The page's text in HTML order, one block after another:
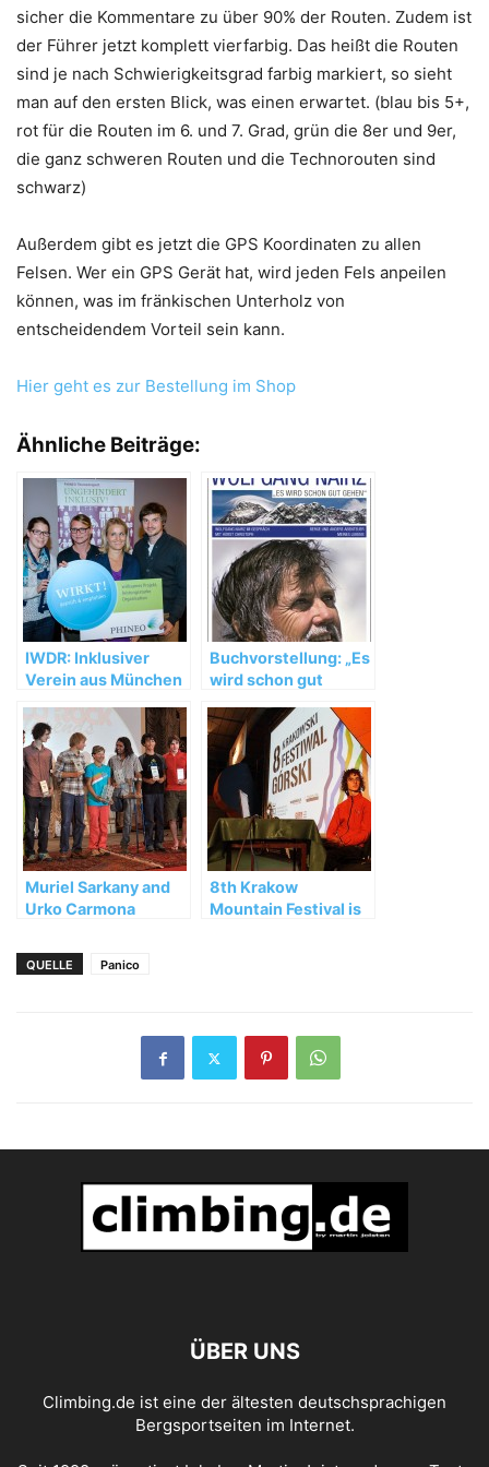
sicher die Kommentare zu über 90% der Routen. Zudem ist
der Führer jetzt komplett vierfarbig. Das heißt die Routen
sind je nach Schwierigkeitsgrad farbig markiert, so sieht
man auf den ersten Blick, was einen erwartet. (blau bis 5+,
rot für die Routen im 6. und 7. Grad, grün die 8er und 9er,
die ganz schweren Routen und die Technorouten sind
schwarz)
Außerdem gibt es jetzt die GPS Koordinaten zu allen
Felsen. Wer ein GPS Gerät hat, wird jeden Fels anpeilen
können, was im fränkischen Unterholz von
entscheidendem Vorteil sein kann.
Hier geht es zur Bestellung im Shop
Ähnliche Beiträge:
IWDR: Inklusiver
Verein aus München
wirkungsvoll
ausgezeichnet
Buchvorstellung: „Es
wird schon gut
Nairz
Muriel Sarkany and
Urko Carmona
Arco Rock Legends
2014
8th Krakow
Mountain Festival is
QUELLE Panico
ÜBER UNS
Climbing.de ist eine der ältesten deutschsprachigen
Bergsportseiten im Internet.